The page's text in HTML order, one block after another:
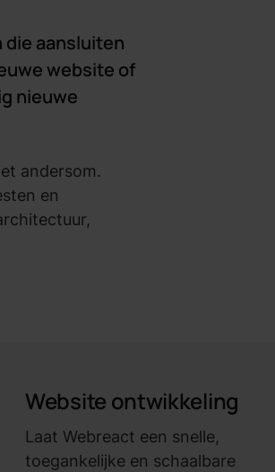
die aansluiten
website of
nieuwe
andersom.
en
Website ontwikkeling
Laat Webreact een snelle,
toegankelijke en schaalbare